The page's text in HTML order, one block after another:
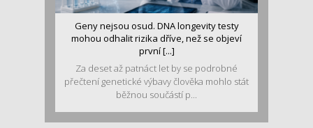
Geny nejsou osud. DNA longevity testy
mohou odhalit rizika dříve, než se objeví
první [...]
Za deset až patnáct let by se podrobné
přečtení genetické výbavy člověka mohlo stát
běžnou součástí p...